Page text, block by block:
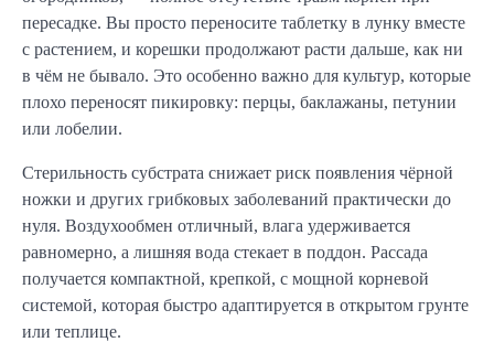
пересадке. Вы просто переносите таблетку в лунку вместе
с растением, и корешки продолжают расти дальше, как ни
в чём не бывало. Это особенно важно для культур, которые
плохо переносят пикировку: перцы, баклажаны, петунии
или лобелии.
Стерильность субстрата снижает риск появления чёрной
ножки и других грибковых заболеваний практически до
нуля. Воздухообмен отличный, влага удерживается
равномерно, а лишняя вода стекает в поддон. Рассадa
получается компактной, крепкой, с мощной корневой
системой, которая быстро адаптируется в открытом грунте
или теплице.